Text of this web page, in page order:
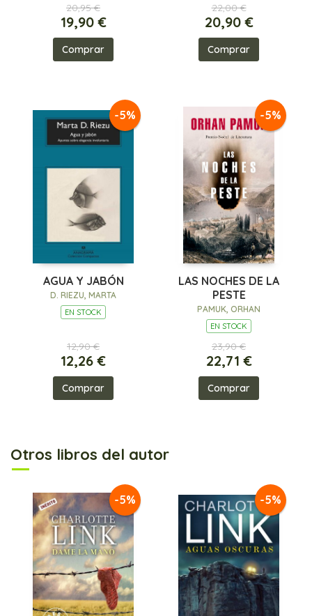
20,95 €
19,90 €
Comprar
22,00 €
20,90 €
Comprar
-5%
AGUA Y JABÓN
D. RIEZU, MARTA
EN STOCK
12,90 €
12,26 €
Comprar
-5%
LAS NOCHES DE LA
PESTE
PAMUK, ORHAN
EN STOCK
23,90 €
22,71 €
Comprar
Otros libros del autor
-5% -5%